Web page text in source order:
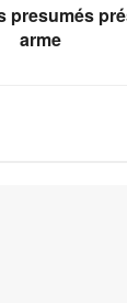
presumés
arme